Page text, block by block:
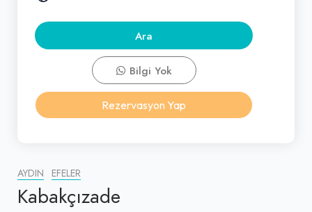
AYDIN EFELER
Kabakçızade
Ara
Bilgi Yok
Rezervasyon Yap